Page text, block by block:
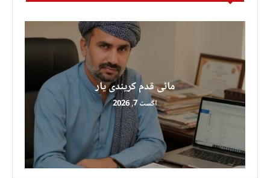
ماٹی قدم کریندی یار
اگست 7, 2026